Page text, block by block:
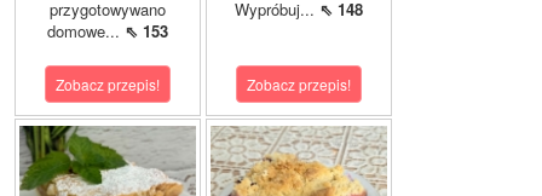
przygotowywano
domowe... ⇖ 153
Zobacz przepis!
Wypróbuj... ⇖ 148
Zobacz przepis!